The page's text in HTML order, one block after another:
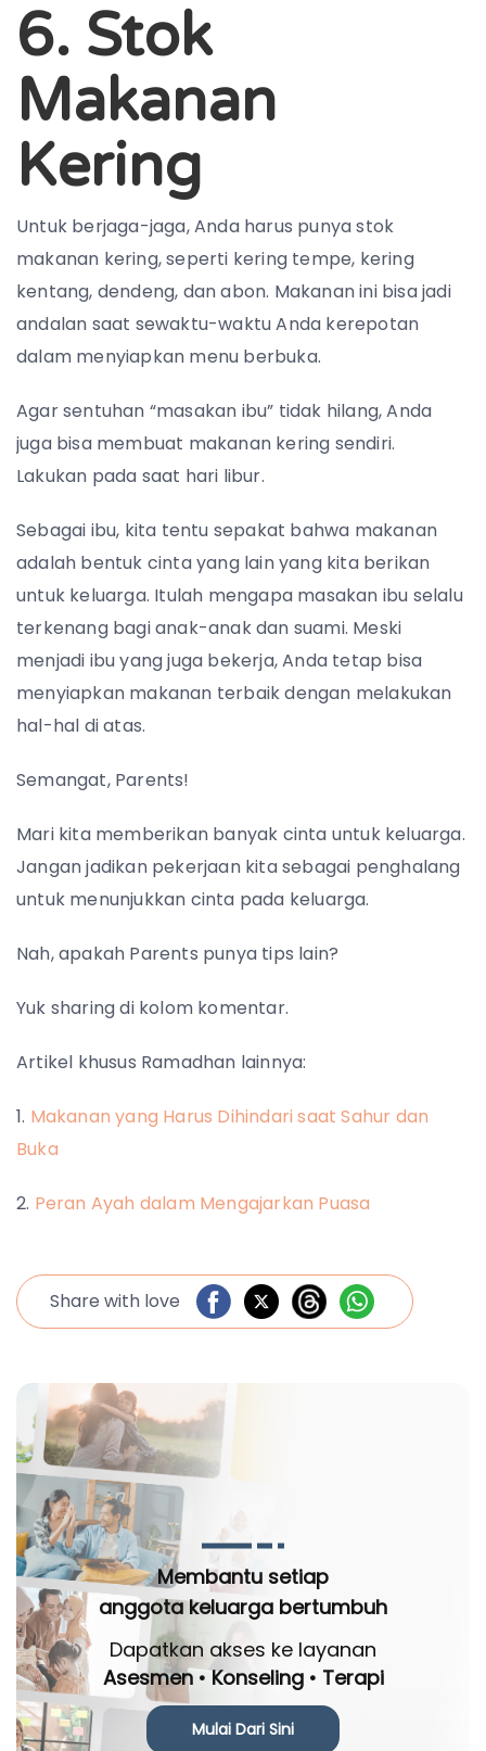
6. Stok
Makanan
Kering
Untuk berjaga-jaga, Anda harus punya stok
makanan kering, seperti kering tempe, kering
kentang, dendeng, dan abon. Makanan ini bisa jadi
andalan saat sewaktu-waktu Anda kerepotan
dalam menyiapkan menu berbuka.
Agar sentuhan “masakan ibu” tidak hilang, Anda
juga bisa membuat makanan kering sendiri.
Lakukan pada saat hari libur.
Sebagai ibu, kita tentu sepakat bahwa makanan
adalah bentuk cinta yang lain yang kita berikan
untuk keluarga. Itulah mengapa masakan ibu selalu
terkenang bagi anak-anak dan suami. Meski
menjadi ibu yang juga bekerja, Anda tetap bisa
menyiapkan makanan terbaik dengan melakukan
hal-hal di atas.
Semangat, Parents!
Mari kita memberikan banyak cinta untuk keluarga.
Jangan jadikan pekerjaan kita sebagai penghalang
untuk menunjukkan cinta pada keluarga.
Nah, apakah Parents punya tips lain?
Yuk sharing di kolom komentar.
Artikel khusus Ramadhan lainnya:
1. Makanan yang Harus Dihindari saat Sahur dan
Buka
2. Peran Ayah dalam Mengajarkan Puasa
Share with love
Membantu setiap
anggota keluarga bertumbuh
Dapatkan akses ke layanan
Asesmen • Konseling • Terapi
Mulai Dari Sini